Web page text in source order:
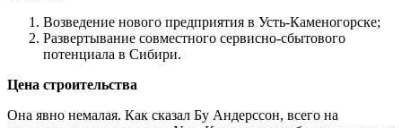
Возведение нового предприятия в Усть-Каменогорске;
Развертывание совместного сервисно-сбытового
потенциала в Сибири.
Цена строительства
Она явно немалая. Как сказал Бу Андерссон, всего на